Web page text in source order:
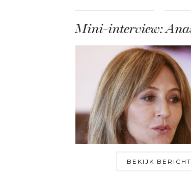
BEKIJK BERICHT